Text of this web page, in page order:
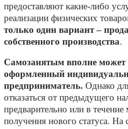
предоставляют какие-либо
реализации физических
только один вариант –
собственного производства.
Самозанятым вполне может
оформленный
предприниматель. Однако
отказаться от предыдущего
предварительно или в течение
получения нового статуса.